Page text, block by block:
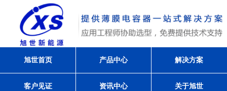
旭世首页 产品中心 解决方案
客户见证 资讯中心 关于旭世